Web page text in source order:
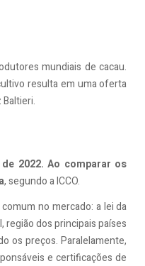
mundiais de cacau.
resulta em uma oferta
2022. Ao comparar os
, segundo a ICCO.
no mercado: a lei da
dos principais países
os preços. Paralelamente,
e certificações de